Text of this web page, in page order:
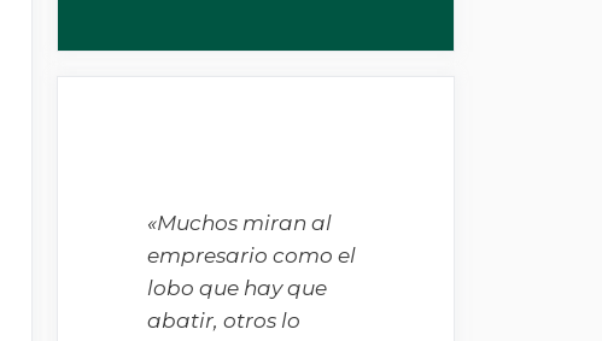
«Muchos miran al
empresario como el
lobo que hay que
abatir, otros lo